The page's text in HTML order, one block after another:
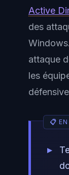
Active
des
attaque
les